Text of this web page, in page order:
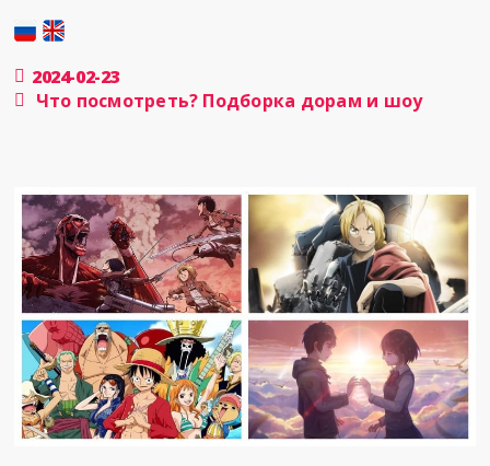
2024-02-23
Что посмотреть? Подборка дорам и шоу